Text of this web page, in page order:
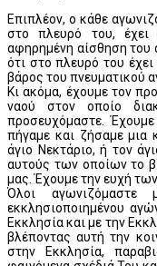
Επιπλέον, ο κάθε
στο πλευρό του,
αφηρημένη αίσθηση του
ότι στο πλευρό του
βάρος του πνευματικού
Κι ακόμα, έχουμε τον
ναού στον οποίο
προσευχόμαστε.
πήγαμε και ζήσαμε μια
άγιο Νεκτάριο, ή τον
αυτούς των οποίων το
μας. Έχουμε την ευχή
Όλοι
εκκλησιοποιημένου
Εκκλησία και με την
βλέποντας αυτή την
στην Εκκλησία,